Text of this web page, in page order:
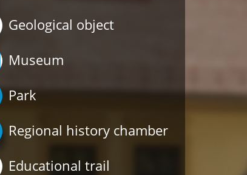
Geological object
Museum
Park
Regional history chamber
Educational trail